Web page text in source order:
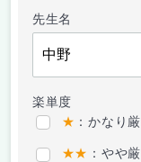
先生名
楽単度
★ ：かなり
★★ ：やや